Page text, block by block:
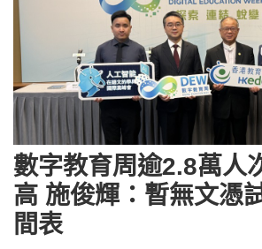
數字教育周逾2.8萬人
高 施俊輝：暫無文憑
間表